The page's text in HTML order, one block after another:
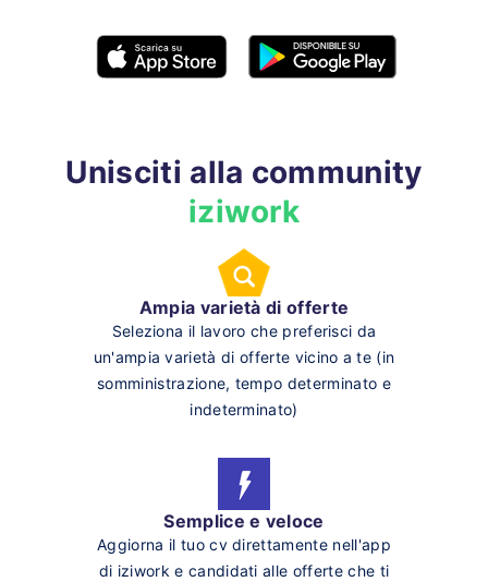
Unisciti alla community
iziwork
Ampia varietà di offerte
Seleziona il lavoro che preferisci da
un'ampia varietà di offerte vicino a te (in
somministrazione, tempo determinato e
indeterminato)
Semplice e veloce
Aggiorna il tuo cv direttamente nell'app
di iziwork e candidati alle offerte che ti